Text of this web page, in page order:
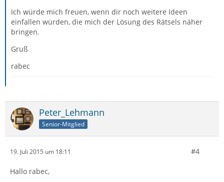
Ich würde mich freuen, wenn dir noch weitere Ideen
einfallen würden, die mich der Lösung des Rätsels näher
bringen.
Gruß
rabec
Peter_Lehmann
Senior-Mitglied
19. Juli 2015 um 18:11 #4
Hallo rabec,